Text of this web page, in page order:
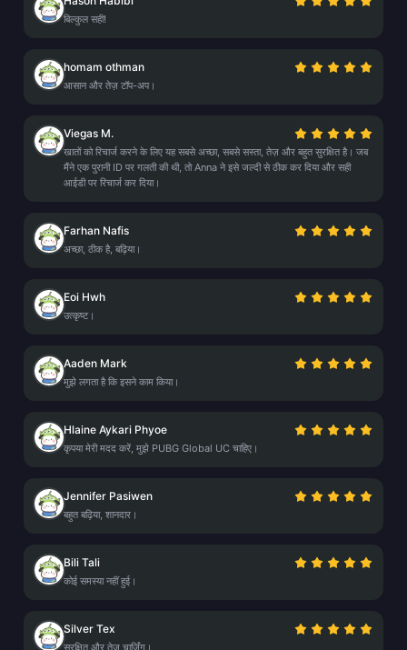
बिल्कुल सही!
homam othman
आसान और तेज़ टॉप-अप।
Viegas M.
खातों को रिचार्ज करने के लिए यह सबसे अच्छा, सबसे सस्ता, तेज़ और बहुत सुरक्षित है। जब
मैंने एक पुरानी ID पर गलती की थी, तो Anna ने इसे जल्दी से ठीक कर दिया और सही
आईडी पर रिचार्ज कर दिया।
Farhan Nafis
अच्छा, ठीक है, बढ़िया।
Eoi Hwh
उत्कृष्ट।
Aaden Mark
मुझे लगता है कि इसने काम किया।
Hlaine Aykari Phyoe
कृपया मेरी मदद करें, मुझे PUBG Global UC चाहिए।
Jennifer Pasiwen
बहुत बढ़िया, शानदार।
Bili Tali
कोई समस्या नहीं हुई।
Silver Tex
सुरक्षित और तेज़ चार्जिंग।